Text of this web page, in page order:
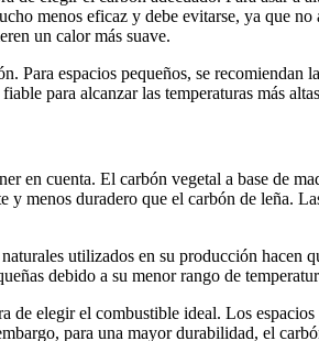
menos eficaz y debe evitarse, ya que
un calor más suave.
espacios pequeños, se recomiendan
para alcanzar las temperaturas más
cuenta. El carbón vegetal a base de
menos duradero que el carbón de leña.
utilizados en su producción hacen
debido a su menor rango de
elegir el combustible ideal. Los
para una mayor durabilidad, el